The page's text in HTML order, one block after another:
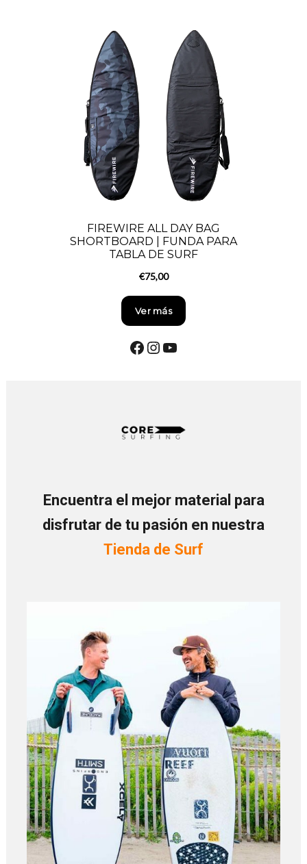
Encuentra el mejor material para
disfrutar de tu pasión en nuestra
Tienda de Surf